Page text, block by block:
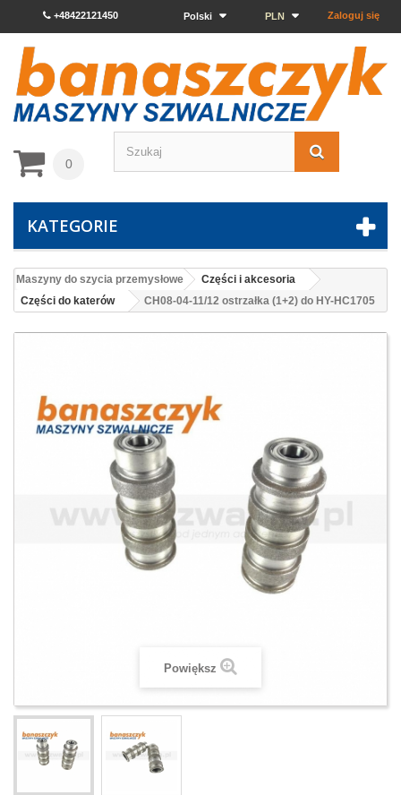
Zaloguj się
PLN
Polski
+48422121450
0
KATEGORIE
Maszyny do szycia przemysłowe
Części i akcesoria
Części do katerów
CH08-04-11/12 ostrzałka (1+2) do HY-HC1705
Powiększ